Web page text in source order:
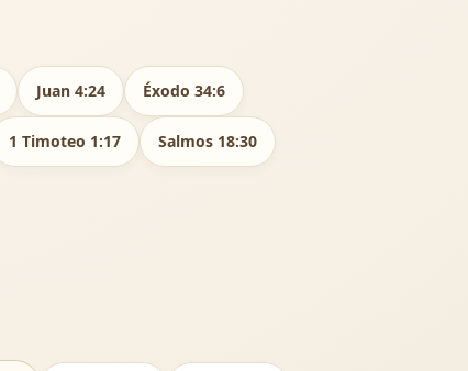
Juan 4:24 Éxodo 34:6
1 Timoteo 1:17 Salmos 18:30